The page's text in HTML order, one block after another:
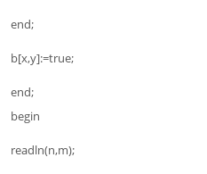
end;
b[x,y]:=true;
end;
begin
readln(n,m);